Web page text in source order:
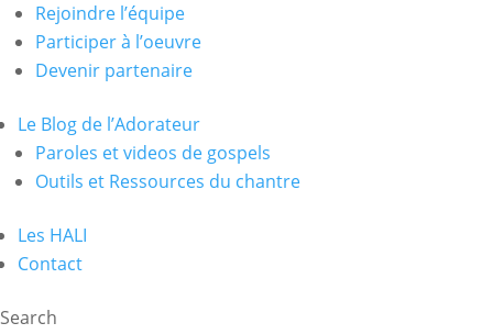
Rejoindre l’équipe
Participer à l’oeuvre
Devenir partenaire
Le Blog de l’Adorateur
Paroles et videos de gospels
Outils et Ressources du chantre
Les HALI
Contact
Search